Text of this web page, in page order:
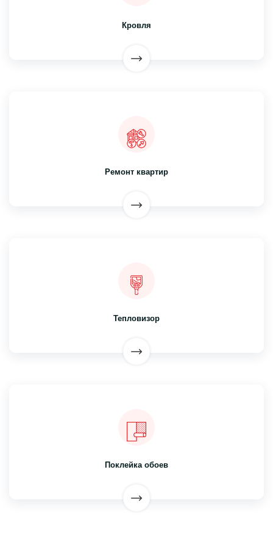
Кровля
Ремонт квартир
Тепловизор
Поклейка обоев